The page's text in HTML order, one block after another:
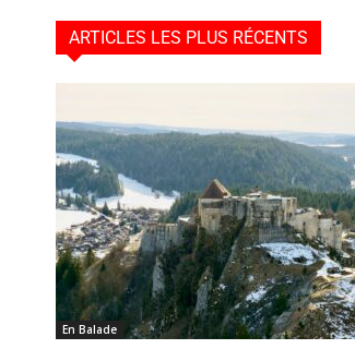
ARTICLES LES PLUS RÉCENTS
En Balade